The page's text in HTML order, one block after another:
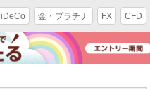
iDeCo 金・プラチナ FX CFD